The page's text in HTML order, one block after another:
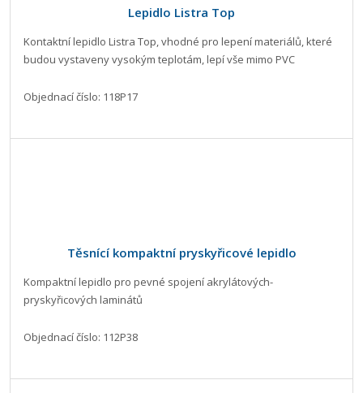
Lepidlo Listra Top
Kontaktní lepidlo Listra Top, vhodné pro lepení materiálů, které
budou vystaveny vysokým teplotám, lepí vše mimo PVC
Objednací číslo: 118P17
Těsnící kompaktní pryskyřicové lepidlo
Kompaktní lepidlo pro pevné spojení akrylátových-
pryskyřicových laminátů
Objednací číslo: 112P38